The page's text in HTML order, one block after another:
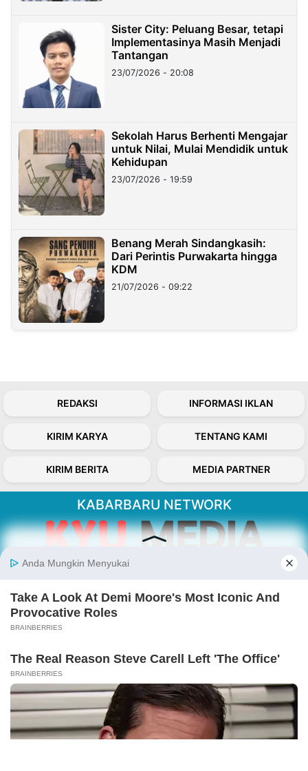
Sister City: Peluang Besar, tetapi
Implementasinya Masih Menjadi
Tantangan
23/07/2026 - 20:08
Sekolah Harus Berhenti Mengajar
untuk Nilai, Mulai Mendidik untuk
Kehidupan
23/07/2026 - 19:59
Benang Merah Sindangkasih:
Dari Perintis Purwakarta hingga
KDM
21/07/2026 - 09:22
REDAKSI INFORMASI IKLAN
KIRIM KARYA TENTANG KAMI
KIRIM BERITA MEDIA PARTNER
KABARBARU NETWORK
Kabarbaru.co menyajikan berita aktual dan